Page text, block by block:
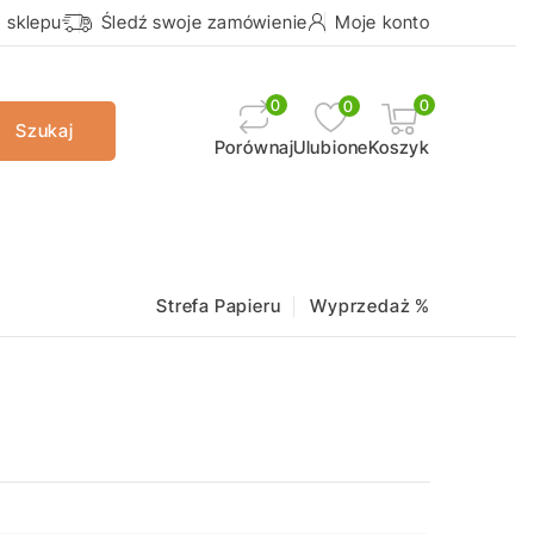
sklepu Śledź swoje zamówienie Moje konto
Szukaj
Porównaj
0
Ulubione
0 0
Koszyk
Strefa Papieru Wyprzedaż %